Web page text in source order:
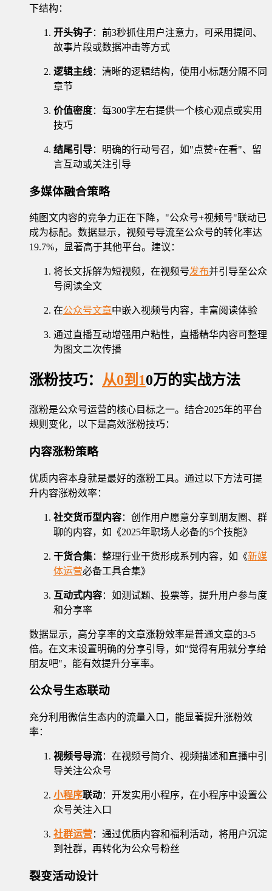
下结构：
开头钩子：前3秒抓住用户注意力，可采用提问、
故事片段或数据冲击等方式
逻辑主线：清晰的逻辑结构，使用小标题分隔不同
章节
价值密度：每300字左右提供一个核心观点或实用
技巧
结尾引导：明确的行动号召，如"点赞+在看"、留
言互动或关注引导
多媒体融合策略
纯图文内容的竞争力正在下降，"公众号+视频号"联动已
成为标配。数据显示，视频号导流至公众号的转化率达
19.7%，显著高于其他平台。建议：
将长文拆解为短视频，在视频号发布并引导至公众
号阅读全文
在公众号文章中嵌入视频号内容，丰富阅读体验
通过直播互动增强用户粘性，直播精华内容可整理
为图文二次传播
涨粉技巧： 从0到10万的实战方法
涨粉是公众号运营的核心目标之一。结合2025年的平台
规则变化，以下是高效涨粉技巧：
内容涨粉策略
优质内容本身就是最好的涨粉工具。通过以下方法可提
升内容涨粉效率：
社交货币型内容：创作用户愿意分享到朋友圈、群
聊的内容，如《2025年职场人必备的5个技能》
干货合集：整理行业干货形成系列内容，如《新媒
体运营必备工具合集》
互动式内容：如测试题、投票等，提升用户参与度
和分享率
数据显示，高分享率的文章涨粉效率是普通文章的3-5
倍。在文末设置明确的分享引导，如"觉得有用就分享给
朋友吧"，能有效提升分享率。
公众号生态联动
充分利用微信生态内的流量入口，能显著提升涨粉效
率：
视频号导流：在视频号简介、视频描述和直播中引
导关注公众号
小程序联动：开发实用小程序，在小程序中设置公
众号关注入口
社群运营：通过优质内容和福利活动，将用户沉淀
到社群，再转化为公众号粉丝
裂变活动设计